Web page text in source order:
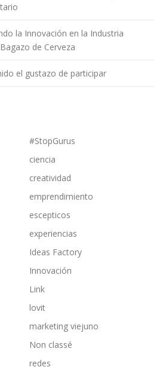
la Innovación en la Industria
de Cerveza
el gustazo de participar
#StopGurus
ciencia
creatividad
emprendimiento
escepticos
experiencias
Ideas Factory
Innovación
Link
lovit
marketing viejuno
Non classé
redes